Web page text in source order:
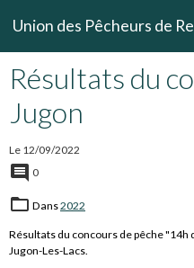
Union des Pêcheurs de
Résultats du
Jugon
Le 12/09/2022
0
Dans2022
Résultats du concours de pêche "14h
Jugon-Les-Lacs.